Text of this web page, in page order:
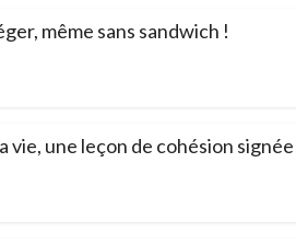
même sans sandwich !
vie, une leçon de cohésion